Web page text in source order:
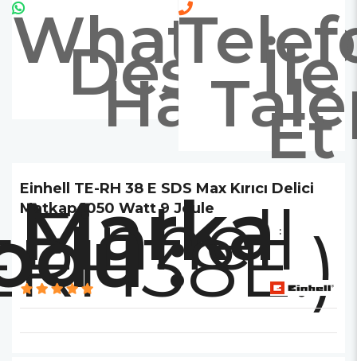
Whatsapp
Destek
Hattıİle
Et
Einhell TE-RH 38 E SDS Max Kırıcı Delici
Matkap 1050 Watt 9 Joule
Marka :
Einhell